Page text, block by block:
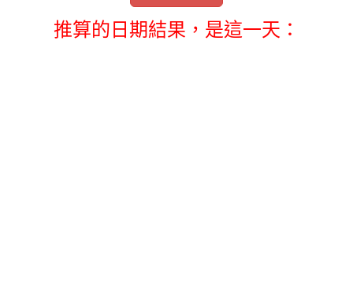
推算的日期結果，是這一天：